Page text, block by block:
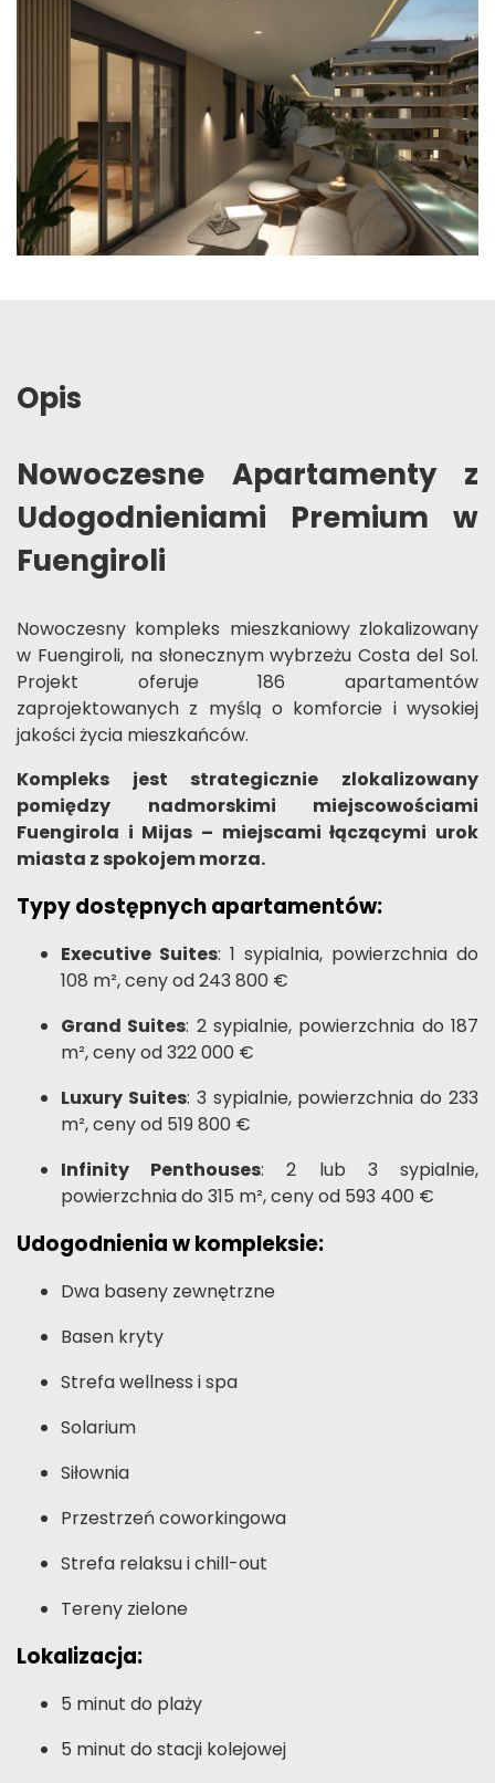
Opis
Nowoczesne Apartamenty z
Udogodnieniami Premium w
Fuengiroli
Nowoczesny kompleks mieszkaniowy zlokalizowany
w Fuengiroli, na słonecznym wybrzeżu Costa del Sol.
Projekt oferuje 186 apartamentów
zaprojektowanych z myślą o komforcie i wysokiej
jakości życia mieszkańców.
Kompleks jest strategicznie zlokalizowany
pomiędzy nadmorskimi miejscowościami
Fuengirola i Mijas – miejscami łączącymi urok
miasta z spokojem morza.
Typy dostępnych apartamentów:
Executive Suites: 1 sypialnia, powierzchnia do
108 m², ceny od 243 800 €
Grand Suites: 2 sypialnie, powierzchnia do 187
m², ceny od 322 000 €
Luxury Suites: 3 sypialnie, powierzchnia do 233
m², ceny od 519 800 €
Infinity Penthouses: 2 lub 3 sypialnie,
powierzchnia do 315 m², ceny od 593 400 €
Udogodnienia w kompleksie:
Dwa baseny zewnętrzne
Basen kryty
Strefa wellness i spa
Solarium
Siłownia
Przestrzeń coworkingowa
Strefa relaksu i chill-out
Tereny zielone
Lokalizacja:
5 minut do plaży
5 minut do stacji kolejowej